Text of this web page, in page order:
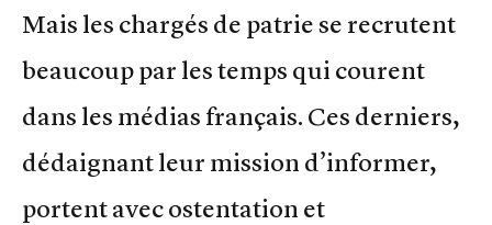
Mais les chargés de patrie se recrutent
beaucoup par les temps qui courent
dans les médias français. Ces derniers,
dédaignant leur mission d’informer,
portent avec ostentation et